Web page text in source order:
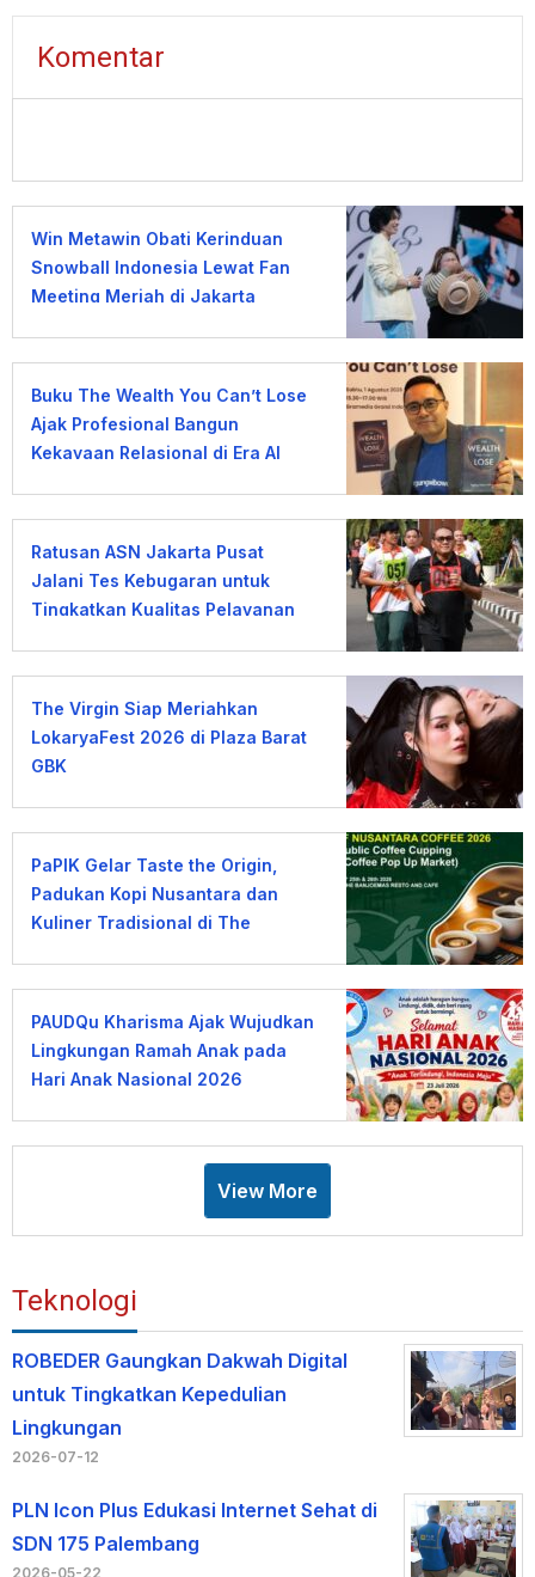
Komentar
Win Metawin Obati Kerinduan
Snowball Indonesia Lewat Fan
Meeting Meriah di Jakarta
Buku The Wealth You Can’t Lose
Ajak Profesional Bangun
Kekayaan Relasional di Era AI
Ratusan ASN Jakarta Pusat
Jalani Tes Kebugaran untuk
Tingkatkan Kualitas Pelayanan
The Virgin Siap Meriahkan
LokaryaFest 2026 di Plaza Barat
GBK
PaPIK Gelar Taste the Origin,
Padukan Kopi Nusantara dan
Kuliner Tradisional di The
PAUDQu Kharisma Ajak Wujudkan
Lingkungan Ramah Anak pada
Hari Anak Nasional 2026
View More
Teknologi
ROBEDER Gaungkan Dakwah Digital
untuk Tingkatkan Kepedulian
Lingkungan
2026-07-12
PLN Icon Plus Edukasi Internet Sehat di
SDN 175 Palembang
2026-05-22